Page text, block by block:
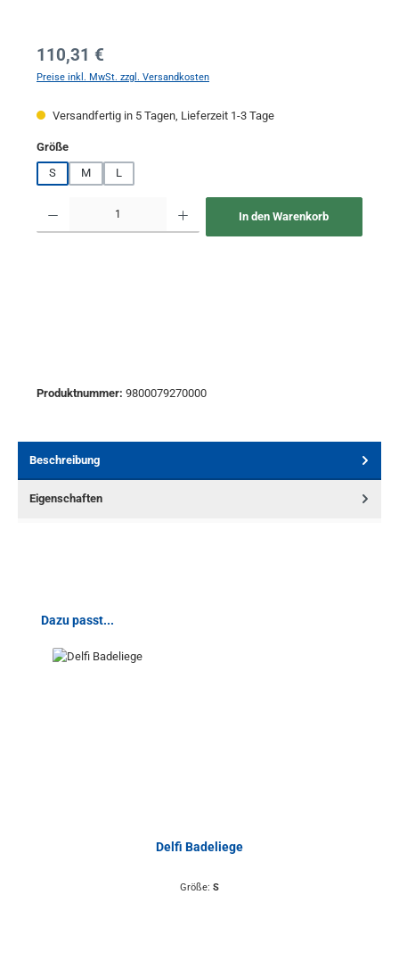
Regulärer Preis:
110,31 €
Preise inkl. MwSt. zzgl. Versandkosten
Versandfertig in 5 Tagen, Lieferzeit 1-3 Tage
Größeauswählen
S
M L
In den Warenkorb
Produktnummer: 9800079270000
Beschreibung
Eigenschaften
Produktgalerie überspringen
Dazu passt...
Delfi Badeliege
Größe: S